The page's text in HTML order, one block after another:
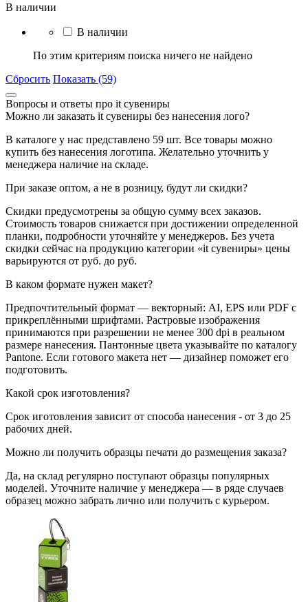
В наличии
В наличии
По этим критериям поиска ничего не найдено
Сбросить Показать (59)
Вопросы и ответы про it сувениры
Можно ли заказать it сувениры без нанесения лого?
В каталоге у нас представлено 59 шт. Все товары можно
купить без нанесения логотипа. Желательно уточнить у
менеджера наличие на складе.
При заказе оптом, а не в розницу, будут ли скидки?
Скидки предусмотрены за общую сумму всех заказов.
Стоимость товаров снижается при достижении определенной
планки, подробности уточняйте у менеджеров. Без учета
скидки сейчас на продукцию категории «it сувениры» цены
варьируются от руб. до руб.
В каком формате нужен макет?
Предпочтительный формат — векторный: AI, EPS или PDF с
прикреплёнными шрифтами. Растровые изображения
принимаются при разрешении не менее 300 dpi в реальном
размере нанесения. Пантонные цвета указывайте по каталогу
Pantone. Если готового макета нет — дизайнер поможет его
подготовить.
Какой срок изготовления?
Срок иготовления зависит от способа нанесения - от 3 до 25
рабочих дней.
Можно ли получить образцы печати до размещения заказа?
Да, на склад регулярно поступают образцы популярных
моделей. Уточните наличие у менеджера — в ряде случаев
образец можно забрать лично или получить с курьером.